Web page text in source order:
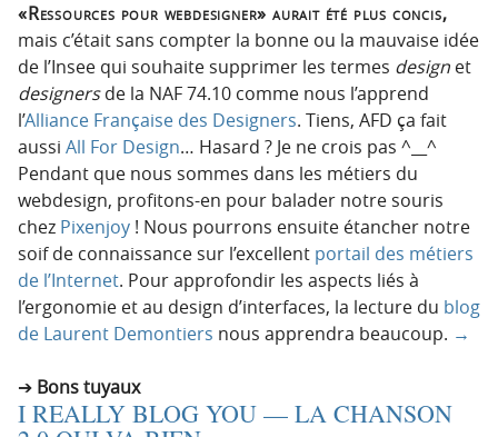
«Ressources pour webdesigner» aurait été plus concis,
mais c’était sans compter la bonne ou la mauvaise idée
de l’Insee qui souhaite supprimer les termes design et
designersde la NAF 74.10 comme nous l’apprend
l’Alliance Française des Designers. Tiens, AFD ça fait
aussi All For Design… Hasard ? Je ne crois pas ^__^
Pendant que nous sommes dans les métiers du
webdesign, profitons-en pour balader notre souris
chez Pixenjoy ! Nous pourrons ensuite étancher notre
soif de connaissance sur l’excellent portail des métiers
de l’Internet. Pour approfondir les aspects liés à
l’ergonomie et au design d’interfaces, la lecture du blog
de Laurent Demontiers nous apprendra beaucoup. →
Bons tuyaux
I REALLY BLOG YOU — LA CHANSON